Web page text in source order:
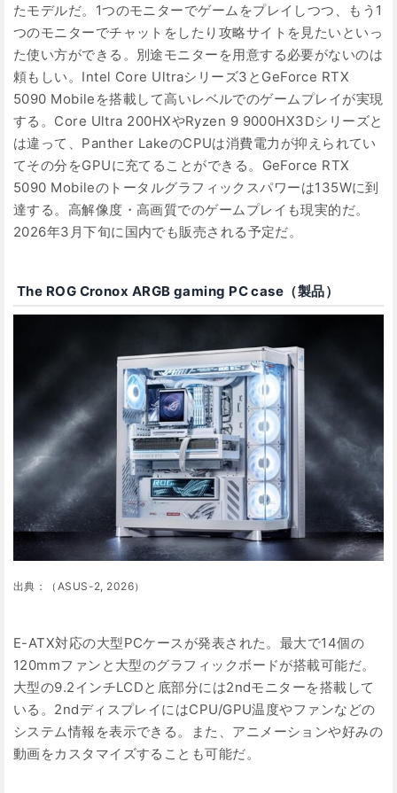
たモデルだ。1つのモニターでゲームをプレイしつつ、もう1
つのモニターでチャットをしたり攻略サイトを見たいといっ
た使い方ができる。別途モニターを用意する必要がないのは
頼もしい。Intel Core Ultraシリーズ3とGeForce RTX
5090 Mobileを搭載して高いレベルでのゲームプレイが実現
する。Core Ultra 200HXやRyzen 9 9000HX3Dシリーズと
は違って、Panther LakeのCPUは消費電力が抑えられてい
てその分をGPUに充てることができる。GeForce RTX
5090 Mobileのトータルグラフィックスパワーは135Wに到
達する。高解像度・高画質でのゲームプレイも現実的だ。
2026年3月下旬に国内でも販売される予定だ。
The ROG Cronox ARGB gaming PC case（製品）
出典：（ASUS-2, 2026）
E-ATX対応の大型PCケースが発表された。最大で14個の
120mmファンと大型のグラフィックボードが搭載可能だ。
大型の9.2インチLCDと底部分には2ndモニターを搭載して
いる。2ndディスプレイにはCPU/GPU温度やファンなどの
システム情報を表示できる。また、アニメーションや好みの
動画をカスタマイズすることも可能だ。